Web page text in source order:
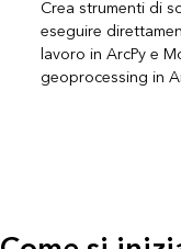
Crea strumenti di
eseguire
lavoro in ArcPy e
geoprocessing in